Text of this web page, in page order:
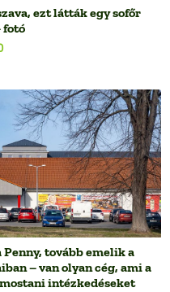
ezt látták egy sofőr
fotó
tovább emelik a
– van olyan cég, ami a
intézkedéseket